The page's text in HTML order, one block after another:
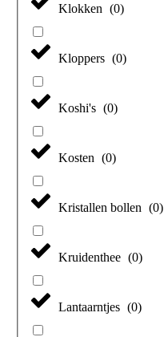
Klokken (0)
Kloppers (0)
Koshi's (0)
Kosten (0)
Kristallen bollen (0)
Kruidenthee (0)
Lantaarntjes (0)